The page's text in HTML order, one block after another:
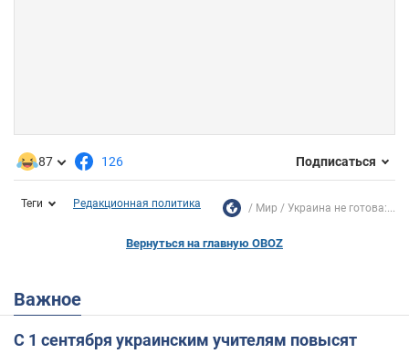
87 126 Подписаться
Теги Редакционная политика Мир Украина не готова:...
Вернуться на главную OBOZ
Важное
С 1 сентября украинским учителям повысят